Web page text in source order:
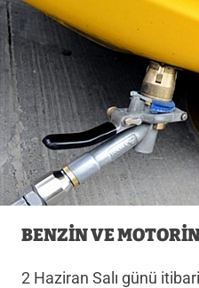
BENZİN VE
2 Haziran Salı günü